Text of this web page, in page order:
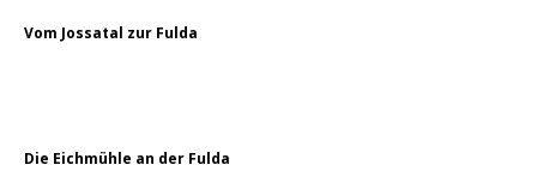
Vom Jossatal zur Fulda
Die Eichmühle an der Fulda